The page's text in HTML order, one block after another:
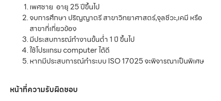
เพศชาย อายุ 25 ปีขึ้นไป
จบการศึกษา ปริญญาตรี สาขาวิทยาศาสตร์,จุลชีวะ,เคมี หรือ
สาขาที่เกี่ยวข้อง
มีประสบการณ์ทำงานขั้นต่ำ 1 ปี ขึ้นไป
ใช้โปรแกรม computer ได้ดี
หากมีประสบการณ์ทำระบบ ISO 17025 จะพิจารณาเป็นพิเศษ
หน้าที่ความรับผิดชอบ